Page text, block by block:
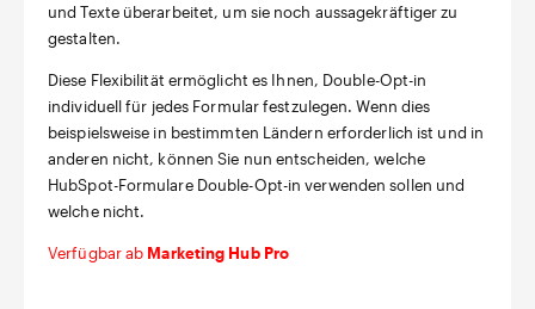
und Texte überarbeitet, um sie noch aussagekräftiger zu
gestalten.
Diese Flexibilität ermöglicht es Ihnen, Double-Opt-in
individuell für jedes Formular festzulegen. Wenn dies
beispielsweise in bestimmten Ländern erforderlich ist und in
anderen nicht, können Sie nun entscheiden, welche
HubSpot-Formulare Double-Opt-in verwenden sollen und
welche nicht.
Verfügbar ab Marketing Hub Pro